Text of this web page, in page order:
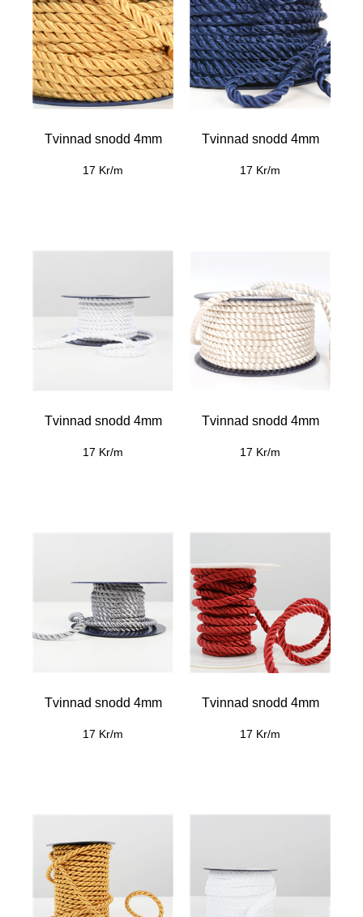
Tvinnad snodd 4mm
17 Kr/m
Tvinnad snodd 4mm
17 Kr/m
Tvinnad snodd 4mm
17 Kr/m
Tvinnad snodd 4mm
17 Kr/m
Tvinnad snodd 4mm
17 Kr/m
Tvinnad snodd 4mm
17 Kr/m